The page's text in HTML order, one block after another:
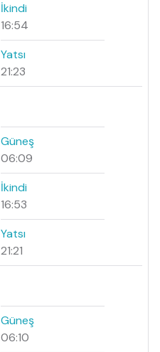
İkindi
16:54
Yatsı
21:23
Güneş
06:09
İkindi
16:53
Yatsı
21:21
Güneş
06:10